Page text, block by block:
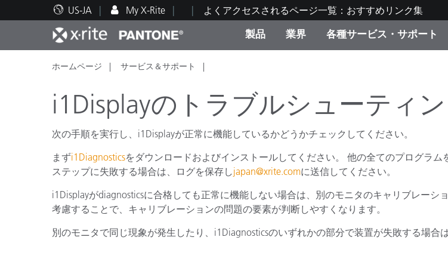
US-JA My X-Rite よくアクセスされるページ一覧：おすすめリンク集
製品
人気製品ランキング
キャ
業界
印刷＆パッケージ印刷
自動車 テキスタイル
リュ
消費
ライ
各種サービス・サポート
テクニカルサポート
教育関連資料
ブランド体験センター
ホームページ サービス＆サポート
i1Displayのトラブルシューティ
次の手順を実行し、i1Displayが正常に機能しているかどうかチェックしてください。
まずi1Diagnosticsをダウンロードおよびインストールしてください。 他の全てのプログラ
ステップに失敗する場合は、ログを保存しjapan@xrite.comに送信してください。
i1Displayがdiagnosticsに合格しても正常に機能しない場合は、別のモニタのキャリブレー
考慮することで、キャリブレーションの問題の要素が判断しやすくなります。
別のモニタで同じ現象が発生したり、i1Diagnosticsのいずれかの部分で装置が失敗する場合